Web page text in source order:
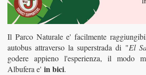
Il Parco Naturale e' facilmente
autobus attraverso la superstrada di "El
godere appieno l'esperienza, il modo
Albufera e' in bici.